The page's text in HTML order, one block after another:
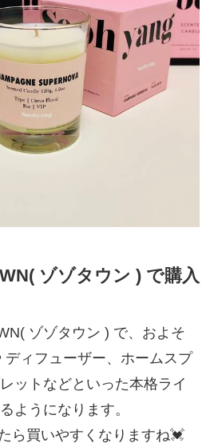
ゾゾタウン ) で購入
ゾゾタウン ) で、およそ
ィフューザー、ホームスプ
ットなどといった本格ライ
ようになります。
ら買いやすくなりますね💓